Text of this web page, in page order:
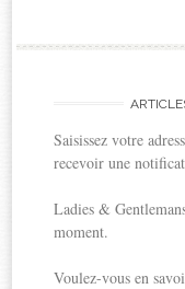
Saisissez votre
recevoir une
Ladies &
moment.
Voulez-vous en